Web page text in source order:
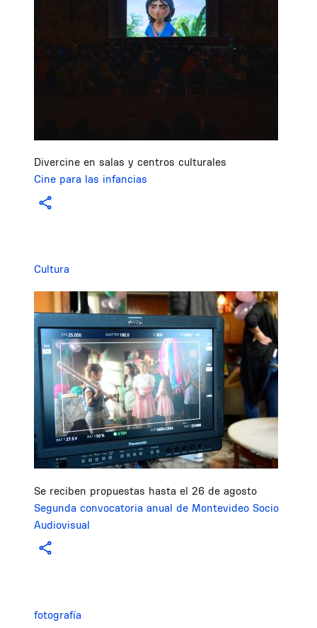
Divercine en salas y centros culturales
Cine para las infancias
Cultura
Image
Se reciben propuestas hasta el 26 de agosto
Segunda convocatoria anual de Montevideo Socio
Audiovisual
fotografía